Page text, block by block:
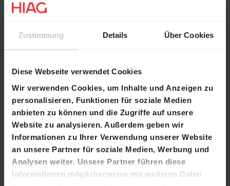
Zustimmung Details Über Cookies
Diese Webseite verwendet Cookies
Wir verwenden Cookies, um Inhalte und Anzeigen zu
personalisieren, Funktionen für soziale Medien
anbieten zu können und die Zugriffe auf unsere
Website zu analysieren. Außerdem geben wir
Informationen zu Ihrer Verwendung unserer Website
an unsere Partner für soziale Medien, Werbung und
Analysen weiter. Unsere Partner führen diese
Informationen möglicherweise mit weiteren Daten
Kontakt
Chief Executive
T +41 61 606 55
00
marco.feusi@hi
ag.com
Leiterin Transaktionen und
T +41 61 606 55 00
beatrice.gollong@hiag.com
HIAG Immobilien Holding AG